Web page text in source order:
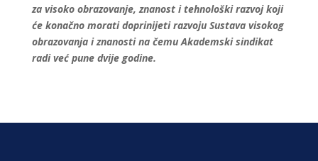
za visoko obrazovanje, znanost i tehnološki razvoj koji
će konačno morati doprinijeti razvoju Sustava visokog
obrazovanja i znanosti na čemu Akademski sindikat
radi već pune dvije godine.